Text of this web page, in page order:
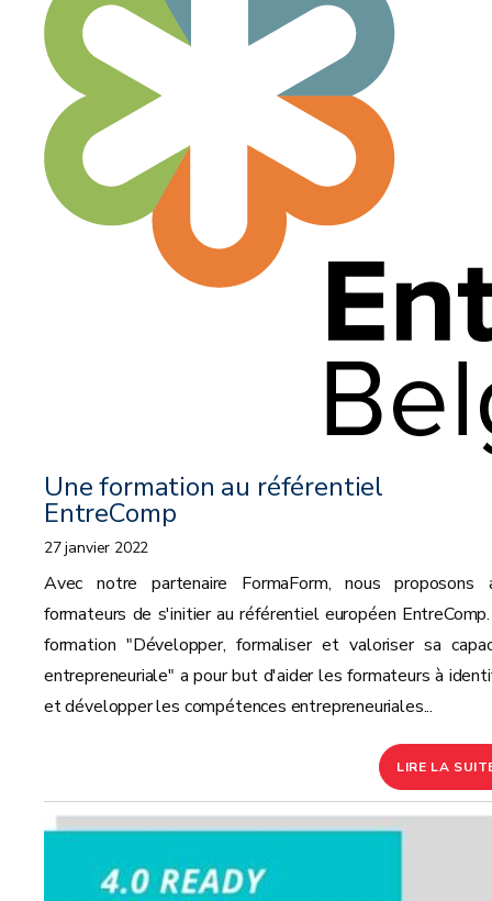
Une formation au référentiel
EntreComp
27 janvier 2022
Avec notre partenaire FormaForm, nous proposons
formateurs de s'initier au référentiel européen
formation "Développer, formaliser et valoriser sa
entrepreneuriale" a pour but d'aider les formateurs à
et développer les compétences entrepreneuriales...
LIRE LA